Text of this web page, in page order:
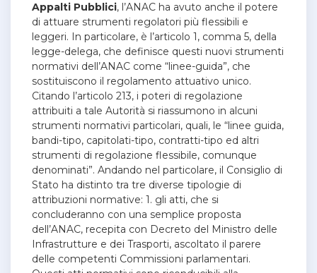
Appalti Pubblici, l’ANAC ha avuto anche il potere
di attuare strumenti regolatori più flessibili e
leggeri. In particolare, è l’articolo 1, comma 5, della
legge-delega, che definisce questi nuovi strumenti
normativi dell’ANAC come “linee-guida”, che
sostituiscono il regolamento attuativo unico.
Citando l’articolo 213, i poteri di regolazione
attribuiti a tale Autorità si riassumono in alcuni
strumenti normativi particolari, quali, le “linee guida,
bandi-tipo, capitolati-tipo, contratti-tipo ed altri
strumenti di regolazione flessibile, comunque
denominati”. Andando nel particolare, il Consiglio di
Stato ha distinto tra tre diverse tipologie di
attribuzioni normative: 1. gli atti, che si
concluderanno con una semplice proposta
dell’ANAC, recepita con Decreto del Ministro delle
Infrastrutture e dei Trasporti, ascoltato il parere
delle competenti Commissioni parlamentari.